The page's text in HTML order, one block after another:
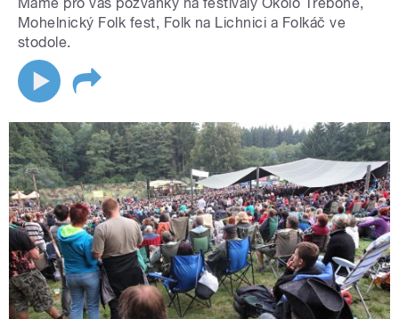
Mohelnický Folk fest, Folk na Lichnici a Folkáč ve
stodole.